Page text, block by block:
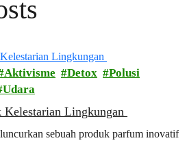
Aktivisme Detox
Polusi
Udara
Lingkungan
sebuah produk parfum inovatif